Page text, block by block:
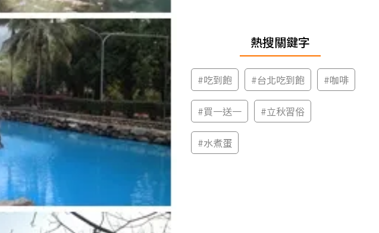
熱搜關鍵字
#吃到飽 #台北吃到飽 #咖啡
#買一送一 #立秋習俗
#水煮蛋